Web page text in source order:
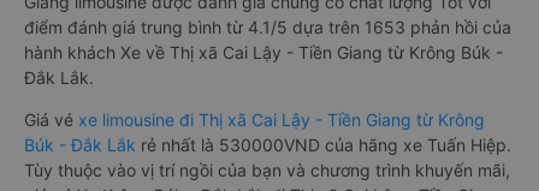
điểm đánh giá trung bình từ 4.1/5 dựa trên 1653 phản hồi của
hành khách Xe về Thị xã Cai Lậy - Tiền Giang từ Krông Búk -
Đắk Lắk.
Giá vé xe limousine đi Thị xã Cai Lậy - Tiền Giang từ Krông
Búk - Đắk Lắk rẻ nhất là 530000VND của hãng xe Tuấn Hiệp.
Tùy thuộc vào vị trí ngồi của bạn và chương trình khuyến mãi,